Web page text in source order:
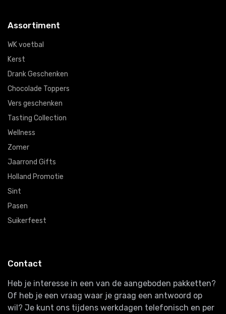
Assortiment
WK voetbal
Kerst
Drank Geschenken
Chocolade Toppers
Vers geschenken
Tasting Collection
Wellness
Zomer
Jaarrond Gifts
Holland Promotie
Sint
Pasen
Suikerfeest
Contact
Heb je interesse in een van de aangeboden pakketten?
Of heb je een vraag waar je graag een antwoord op
wil? Je kunt ons tijdens werkdagen telefonisch en per